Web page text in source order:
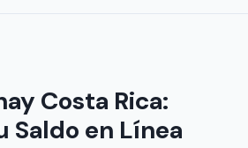
Costa Rica:
Saldo en Línea